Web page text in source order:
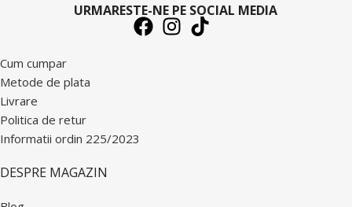
URMARESTE-NE PE SOCIAL MEDIA
DESPRE CUMPARATURI
Cum cumpar
Metode de plata
Livrare
Politica de retur
Informatii ordin 225/2023
DESPRE MAGAZIN